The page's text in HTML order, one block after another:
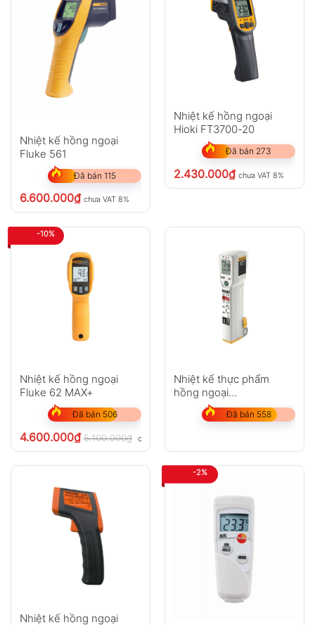
Nhiệt kế hồng ngoại
Fluke 561
Đã bán 115
6.600.000₫ chưa VAT 8%
Nhiệt kế hồng ngoại
Hioki FT3700-20
Đã bán 273
2.430.000₫ chưa VAT 8%
-10%
Nhiệt kế hồng ngoại
Fluke 62 MAX+
Đã bán 506
4.600.000₫ 5.100.000₫ chưa VAT 8%
Nhiệt kế thực phẩm
hồng ngoại
Fluke FoodPro
Đã bán 558
Nhiệt kế hồng ngoại
-2%